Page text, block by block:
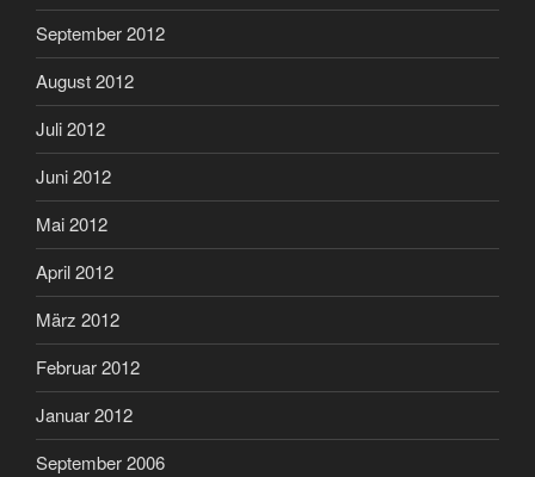
September 2012
August 2012
Juli 2012
Juni 2012
Mai 2012
April 2012
März 2012
Februar 2012
Januar 2012
September 2006